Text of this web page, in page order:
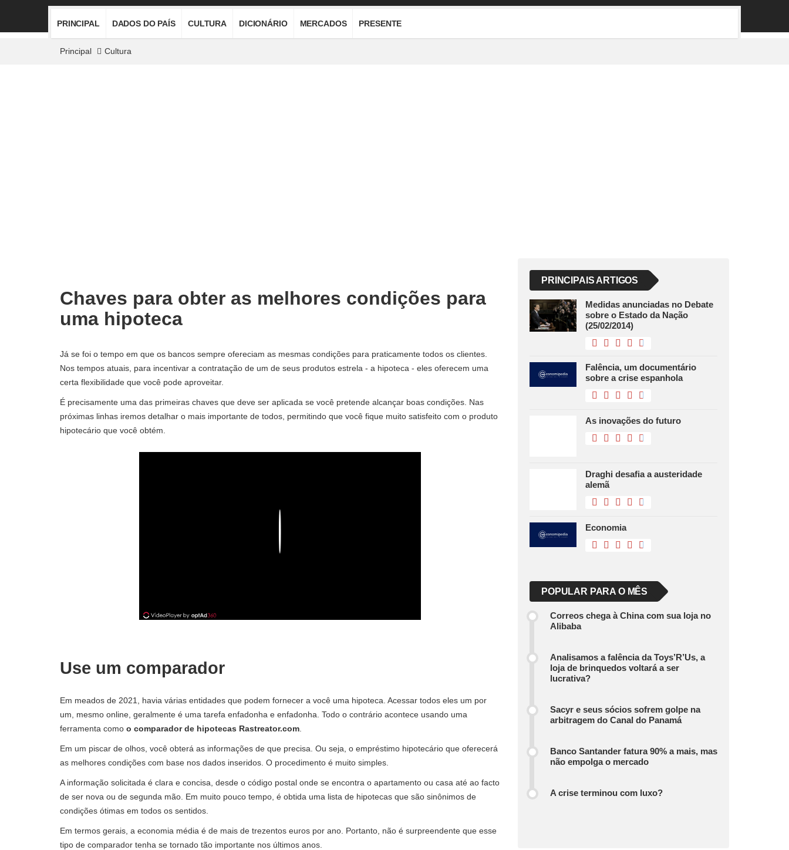
PRINCIPAL DADOS DO PAÍS CULTURA DICIONÁRIO MERCADOS PRESENTE
Principal Cultura
Chaves para obter as melhores condições para
uma hipoteca
Já se foi o tempo em que os bancos sempre ofereciam as mesmas condições para praticamente todos os clientes.
Nos tempos atuais, para incentivar a contratação de um de seus produtos estrela - a hipoteca - eles oferecem uma
certa flexibilidade que você pode aproveitar.
É precisamente uma das primeiras chaves que deve ser aplicada se você pretende alcançar boas condições. Nas
próximas linhas iremos detalhar o mais importante de todos, permitindo que você fique muito satisfeito com o produto
hipotecário que você obtém.
Use um comparador
Em meados de 2021, havia várias entidades que podem fornecer a você uma hipoteca. Acessar todos eles um por
um, mesmo online, geralmente é uma tarefa enfadonha e enfadonha. Todo o contrário acontece usando uma
ferramenta como o comparador de hipotecas Rastreator.com
Em um piscar de olhos, você obterá as informações de que precisa. Ou seja, o empréstimo hipotecário que oferecerá
as melhores condições com base nos dados inseridos. O procedimento é muito simples.
A informação solicitada é clara e concisa, desde o código postal onde se encontra o apartamento ou casa até ao facto
de ser nova ou de segunda mão. Em muito pouco tempo, é obtida uma lista de hipotecas que são sinônimos de
condições ótimas em todos os sentidos.
Em termos gerais, a economia média é de mais de trezentos euros por ano. Portanto, não é surpreendente que esse
tipo de comparador tenha se tornado tão importante nos últimos anos.
PRINCIPAIS ARTIGOS
Medidas anunciadas no Debate
sobre o Estado da Nação
(25/02/2014)
Falência, um documentário
sobre a crise espanhola
As inovações do futuro
Draghi desafia a austeridade
alemã
Economia
POPULAR PARA O MÊS
Correos chega à China com sua loja no
Alibaba
Analisamos a falência da Toys’R’Us, a
loja de brinquedos voltará a ser
lucrativa?
Sacyr e seus sócios sofrem golpe na
arbitragem do Canal do Panamá
Banco Santander fatura 90% a mais, mas
não empolga o mercado
A crise terminou com luxo?